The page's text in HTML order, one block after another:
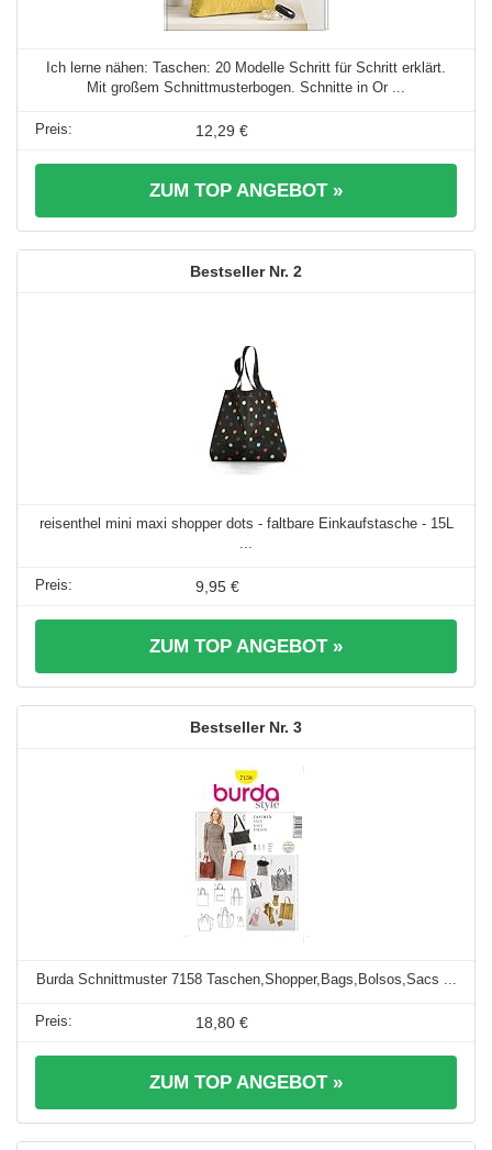
Ich lerne nähen: Taschen: 20 Modelle Schritt für Schritt erklärt.
Mit großem Schnittmusterbogen. Schnitte in Or ...
12,29 €
ZUM TOP ANGEBOT »
2
reisenthel mini maxi shopper dots - faltbare Einkaufstasche - 15L
9,95 €
ZUM TOP ANGEBOT »
3
Burda Schnittmuster 7158 Taschen,Shopper,Bags,Bolsos,Sacs ...
18,80 €
ZUM TOP ANGEBOT »